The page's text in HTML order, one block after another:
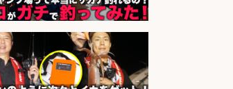
なめ×車通勤OK×時間選
県/志布志市
会社ホットスタッフ鹿児島
sponsored by 求人ボックス